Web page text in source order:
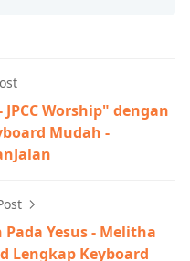
Worship" dengan
Mudah -
Yesus - Melitha
Lengkap Keyboard